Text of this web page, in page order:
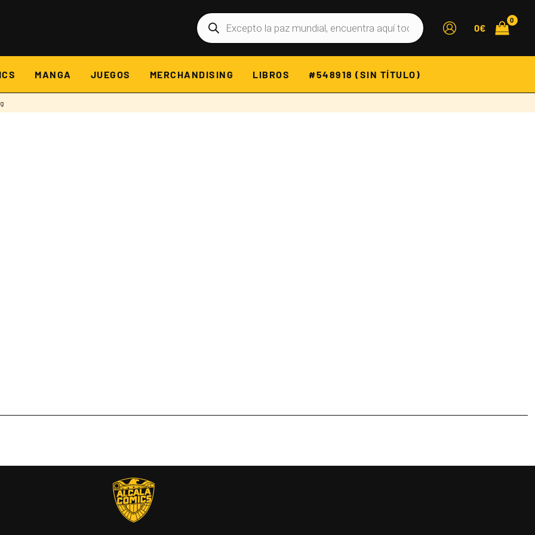
Búsqueda
de
productos
0€
MANGA JUEGOS MERCHANDISING LIBROS #548918 (SIN TÍTULO)